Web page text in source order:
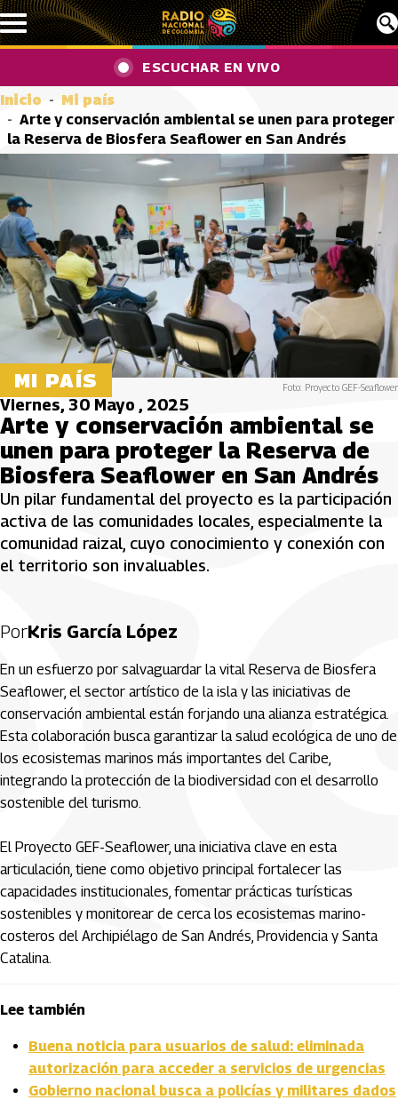
Pasar al contenido principal
ESCUCHAR EN VIVO
Inicio
Mi país
Arte y conservación ambiental se unen para proteger
la Reserva de Biosfera Seaflower en San Andrés
MI PAÍS Foto: Proyecto GEF-Seaflower
Viernes, 30 Mayo , 2025
Arte y conservación ambiental se
unen para proteger la Reserva de
Biosfera Seaflower en San Andrés
Un pilar fundamental del proyecto es la participación
activa de las comunidades locales, especialmente la
comunidad raizal, cuyo conocimiento y conexión con
el territorio son invaluables.
PorKris García López
En un esfuerzo por salvaguardar la vital Reserva de Biosfera
Seaflower, el sector artístico de la isla y las iniciativas de
conservación ambiental están forjando una alianza estratégica.
Esta colaboración busca garantizar la salud ecológica de uno de
los ecosistemas marinos más importantes del Caribe,
integrando la protección de la biodiversidad con el desarrollo
sostenible del turismo.
El Proyecto GEF-Seaflower, una iniciativa clave en esta
articulación, tiene como objetivo principal fortalecer las
capacidades institucionales, fomentar prácticas turísticas
sostenibles y monitorear de cerca los ecosistemas marino-
costeros del Archipiélago de San Andrés, Providencia y Santa
Catalina.
Lee también
Buena noticia para usuarios de salud: eliminada
autorización para acceder a servicios de urgencias
Gobierno nacional busca a policías y militares dados